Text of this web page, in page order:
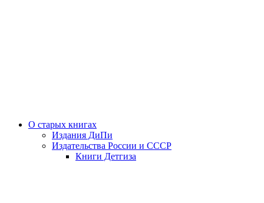
О старых книгах
Издания ДиПи
Издательства России и СССР
Книги Детгиза